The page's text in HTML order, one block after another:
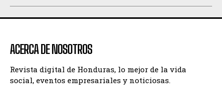
ACERCA DE NOSOTROS
Revista digital de Honduras, lo mejor de la vida
social, eventos empresariales y noticiosas.